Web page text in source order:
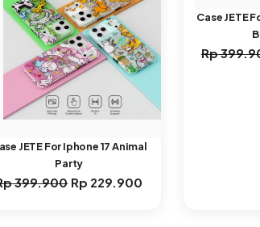
JETE For Iphone 17 Animal
Party
399.900 Harga
Rp 229.900
Case JETE
Rp